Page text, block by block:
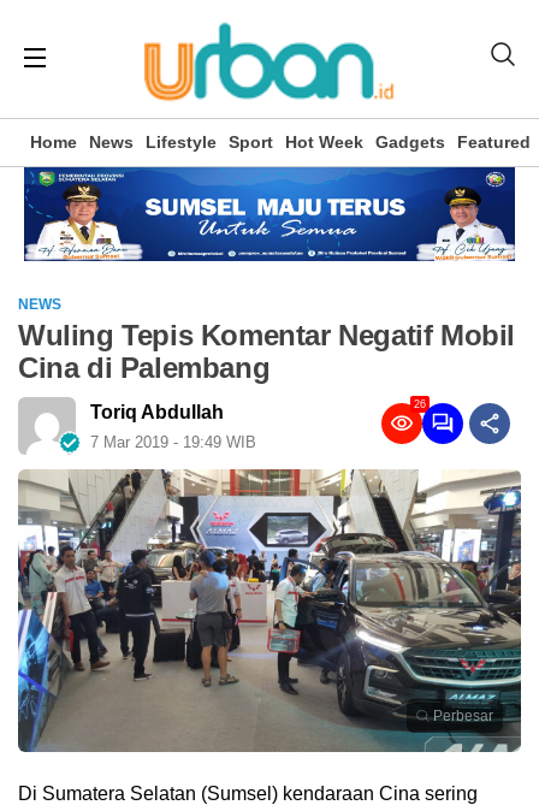
Home News Lifestyle Sport Hot Week Gadgets Featured
NEWS
Wuling Tepis Komentar Negatif Mobil
Cina di Palembang
Toriq Abdullah
7 Mar 2019 - 19:49 WIB
26
Perbesar
Di Sumatera Selatan (Sumsel) kendaraan Cina sering